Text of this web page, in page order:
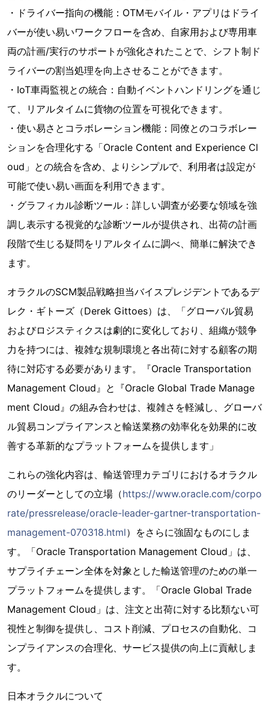
・ドライバー指向の機能：OTMモバイル・アプリはドライ
バーが使い易いワークフローを含め、自家用および専用車
両の計画/実行のサポートが強化されたことで、シフト制ド
ライバーの割当処理を向上させることができます。
・IoT車両監視との統合：自動イベントハンドリングを通じ
て、リアルタイムに貨物の位置を可視化できます。
・使い易さとコラボレーション機能：同僚とのコラボレー
ションを合理化する「Oracle Content and Experience Cl
oud」との統合を含め、よりシンプルで、利用者は設定が
可能で使い易い画面を利用できます。
・グラフィカル診断ツール：詳しい調査が必要な領域を強
調し表示する視覚的な診断ツールが提供され、出荷の計画
段階で生じる疑問をリアルタイムに調べ、簡単に解決でき
ます。
オラクルのSCM製品戦略担当バイスプレジデントであるデ
レク・ギトーズ（Derek Gittoes）は、「グローバル貿易
およびロジスティクスは劇的に変化しており、組織が競争
力を持つには、複雑な規制環境と各出荷に対する顧客の期
待に対応する必要があります。『Oracle Transportation
Management Cloud』と『Oracle Global Trade Manage
ment Cloud』の組み合わせは、複雑さを軽減し、グローバ
ル貿易コンプライアンスと輸送業務の効率化を効果的に改
善する革新的なプラットフォームを提供します」
これらの強化内容は、輸送管理カテゴリにおけるオラクル
のリーダーとしての立場（https://www.oracle.com/corpo
rate/pressrelease/oracle-leader-gartner-transportation-
management-070318.html）をさらに強固なものにしま
す。「Oracle Transportation Management Cloud」は、
サプライチェーン全体を対象とした輸送管理のための単一
プラットフォームを提供します。「Oracle Global Trade
Management Cloud」は、注文と出荷に対する比類ない可
視性と制御を提供し、コスト削減、プロセスの自動化、コ
ンプライアンスの合理化、サービス提供の向上に貢献しま
す。
日本オラクルについて